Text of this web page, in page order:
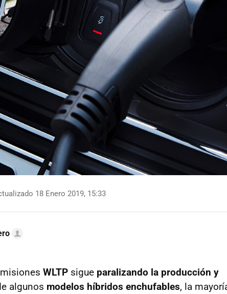
18 Enero 2019, 15:33
WLTP sigue paralizando la producción y
algunos modelos híbridos enchufables, la